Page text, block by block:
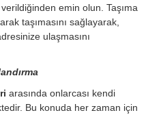
emin olun. Taşıma
taşımasını sağlayarak,
ulaşmasını
arasında onlarcası kendi
Bu konuda her zaman için